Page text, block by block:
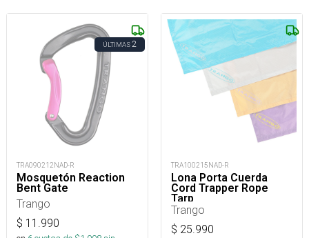
ÚLTIMAS2
TRA090212NAD-R
Mosquetón Reaction
Bent Gate
Trango
$ 11.990
TRA100215NAD-R
Lona Porta Cuerda
Cord Trapper Rope
Tarp
Trango
$ 25.990